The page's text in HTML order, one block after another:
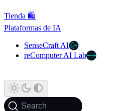
Tienda 🛍️
Plataformas de IA
SenseCraft AI
reComputer AI Lab
Search